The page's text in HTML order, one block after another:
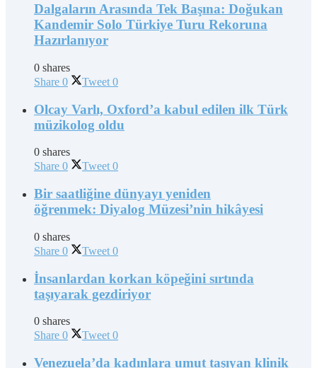
Dalgaların Arasında Tek Başına: Doğukan
Kandemir Solo Türkiye Turu Rekoruna
Hazırlanıyor
0 shares
Share 0 Tweet 0
Olcay Varlı, Oxford’a kabul edilen ilk Türk
müzikolog oldu
0 shares
Share 0 Tweet 0
Bir saatliğine dünyayı yeniden
öğrenmek: Diyalog Müzesi’nin hikâyesi
0 shares
Share 0 Tweet 0
İnsanlardan korkan köpeğini sırtında
taşıyarak gezdiriyor
0 shares
Share 0 Tweet 0
Venezuela’da kadınlara umut taşıyan klinik